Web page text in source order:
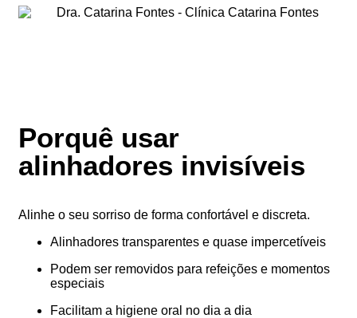
Porquê usar
alinhadores invisíveis
Alinhe o seu sorriso de forma confortável e discreta.
Alinhadores transparentes e quase impercetíveis
Podem ser removidos para refeições e momentos
especiais
Facilitam a higiene oral no dia a dia